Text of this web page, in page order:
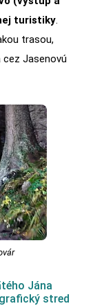
turistiky.
trasou,
Jasenovú
Jána
stred